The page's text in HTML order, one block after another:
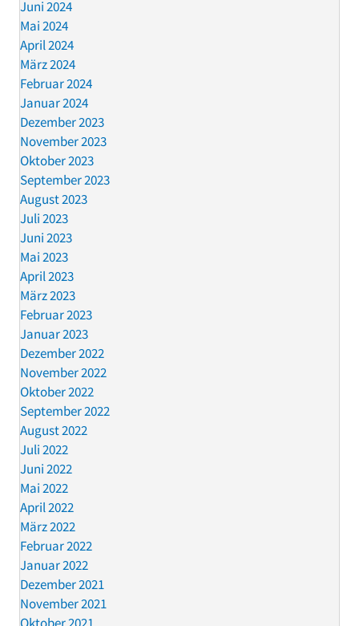
Juni 2024
Mai 2024
April 2024
März 2024
Februar 2024
Januar 2024
Dezember 2023
November 2023
Oktober 2023
September 2023
August 2023
Juli 2023
Juni 2023
Mai 2023
April 2023
März 2023
Februar 2023
Januar 2023
Dezember 2022
November 2022
Oktober 2022
September 2022
August 2022
Juli 2022
Juni 2022
Mai 2022
April 2022
März 2022
Februar 2022
Januar 2022
Dezember 2021
November 2021
Oktober 2021